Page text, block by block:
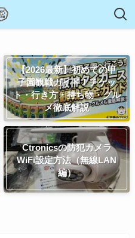
【2026最新】初めての甲
子園観戦ガイド！チケッ
ト・行き方・持ち物・グル
メ徹底解説
Ctronicsの防犯カメラ
WiFi設定方法（無線LAN
編）